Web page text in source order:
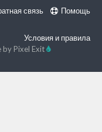
связь Помощь
Условия и правила
by Pixel Exit